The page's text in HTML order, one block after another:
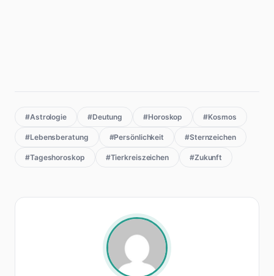
#Astrologie #Deutung #Horoskop #Kosmos
#Lebensberatung #Persönlichkeit #Sternzeichen
#Tageshoroskop #Tierkreiszeichen #Zukunft